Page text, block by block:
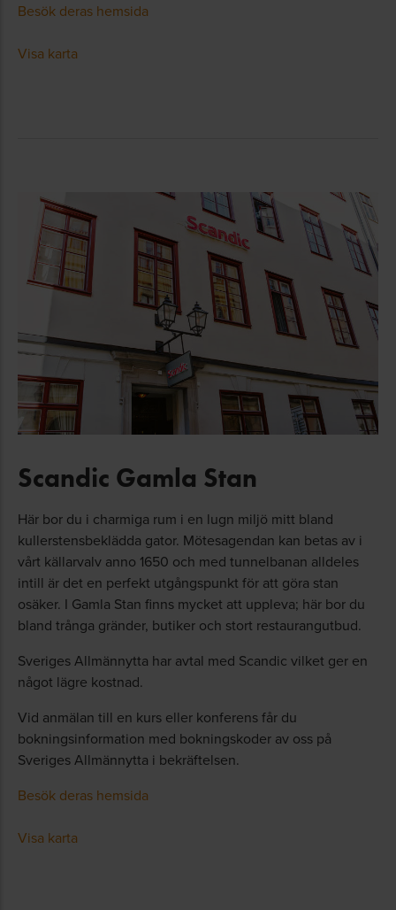
Besök deras hemsida
Visa karta
Scandic Gamla Stan
Här bor du i charmiga rum i en lugn miljö mitt bland
kullerstensbeklädda gator. Mötesagendan kan betas av i
vårt källarvalv anno 1650 och med tunnelbanan alldeles
intill är det en perfekt utgångspunkt för att göra stan
osäker. I Gamla Stan finns mycket att uppleva; här bor du
bland trånga gränder, butiker och stort restaurangutbud.
Sveriges Allmännytta har avtal med Scandic vilket ger en
något lägre kostnad.
Vid anmälan till en kurs eller konferens får du
bokningsinformation med bokningskoder av oss på
Sveriges Allmännytta i bekräftelsen.
Besök deras hemsida
Visa karta